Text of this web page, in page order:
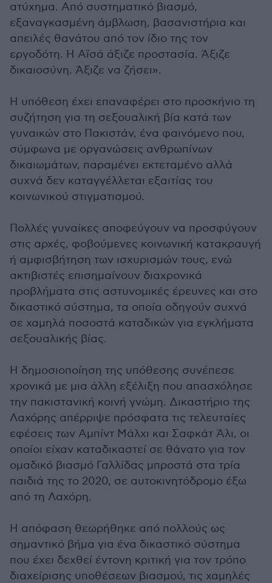
ατύχημα. Από συστηματικό βιασμό,
εξαναγκασμένη άμβλωση, βασανιστήρια και
απειλές θανάτου από τον ίδιο της τον
εργοδότη. Η Αϊσά άξιζε προστασία. Άξιζε
δικαιοσύνη. Άξιζε να ζήσει».
Η υπόθεση έχει επαναφέρει στο προσκήνιο τη
συζήτηση για τη σεξουαλική βία κατά των
γυναικών στο Πακιστάν, ένα φαινόμενο που,
σύμφωνα με οργανώσεις ανθρωπίνων
δικαιωμάτων, παραμένει εκτεταμένο αλλά
συχνά δεν καταγγέλλεται εξαιτίας του
κοινωνικού στιγματισμού.
Πολλές γυναίκες αποφεύγουν να προσφύγουν
στις αρχές, φοβούμενες κοινωνική κατακραυγή
ή αμφισβήτηση των ισχυρισμών τους, ενώ
ακτιβιστές επισημαίνουν διαχρονικά
προβλήματα στις αστυνομικές έρευνες και στο
δικαστικό σύστημα, τα οποία οδηγούν συχνά
σε χαμηλά ποσοστά καταδικών για εγκλήματα
σεξουαλικής βίας.
Η δημοσιοποίηση της υπόθεσης συνέπεσε
χρονικά με μια άλλη εξέλιξη που απασχόλησε
την πακιστανική κοινή γνώμη. Δικαστήριο της
Λαχόρης απέρριψε πρόσφατα τις τελευταίες
εφέσεις των Αμπίντ Μάλχι και Σαφκάτ Άλι, οι
οποίοι είχαν καταδικαστεί σε θάνατο για τον
ομαδικό βιασμό Γαλλίδας μπροστά στα τρία
παιδιά της το 2020, σε αυτοκινητόδρομο έξω
από τη Λαχόρη.
Η απόφαση θεωρήθηκε από πολλούς ως
σημαντικό βήμα για ένα δικαστικό σύστημα
που έχει δεχθεί έντονη κριτική για τον τρόπο
διαχείρισης υποθέσεων βιασμού, τις χαμηλές